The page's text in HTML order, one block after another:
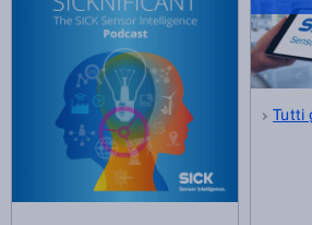
Tutti